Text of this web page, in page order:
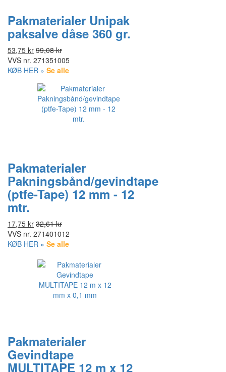
Pakmaterialer Unipak
paksalve dåse 360 gr.
53,75 kr 99,08 kr
VVS nr. 271351005
KØB HER » Se alle
Pakmaterialer
Pakningsbånd/gevindtape
(ptfe-Tape) 12 mm - 12
mtr.
17,75 kr 32,61 kr
VVS nr. 271401012
KØB HER » Se alle
Pakmaterialer
Gevindtape
MULTITAPE 12 m x 12